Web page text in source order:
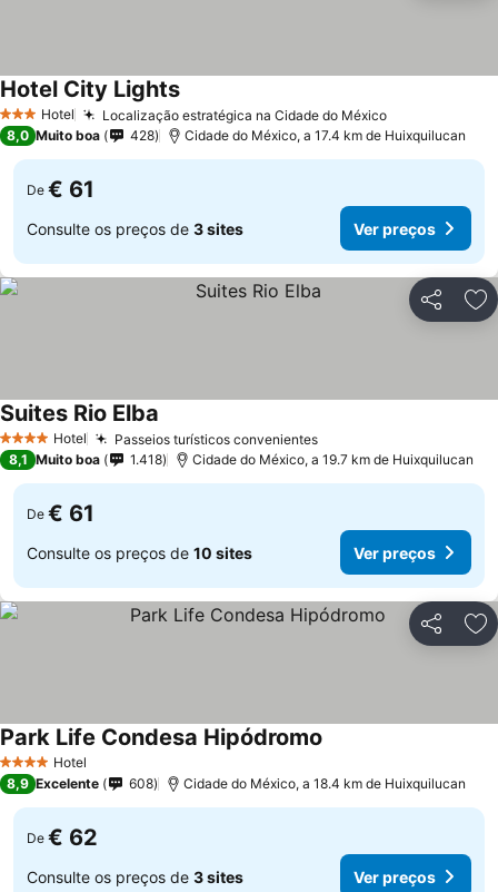
3 EstrelasHotel Localização estratégica na Cidade do MéxicoVer preços
Hotel City LightsVer preços
8,0 Muito boa 428 Cidade do México, a 17.4 km de Huixquilucan
De € 61
Consulte os preços de 3 sites Ver preços
Partilhar
4 EstrelasHotel Passeios turísticos convenientesVer preços
Suites Rio Elba
8,1 Muito boa 1.418 Cidade do México, a 19.7 km de Huixquilucan
De € 61
Consulte os preços de 10 sites Ver preços
Partilhar
4 EstrelasHotel
Park Life Condesa Hipódromo
8,9 Excelente 608 Cidade do México, a 18.4 km de Huixquilucan
De € 62
Consulte os preços de 3 sites Ver preços